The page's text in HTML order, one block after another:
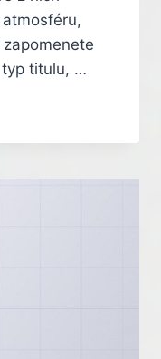
typ titulu, …